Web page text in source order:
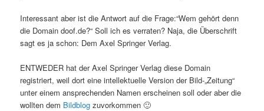
Interessant aber ist die Antwort auf die Frage:“Wem gehört denn
die Domain doof.de?“ Soll ich es verraten? Naja, die Überschrift
sagt es ja schon: Dem Axel Springer Verlag.
ENTWEDER hat der Axel Springer Verlag diese Domain
registriert, weil dort eine intellektuelle Version der Bild-„Zeitung“
unter einem ansprechenden Namen erscheinen soll oder aber die
wollten dem Bildblog zuvorkommen 🙂